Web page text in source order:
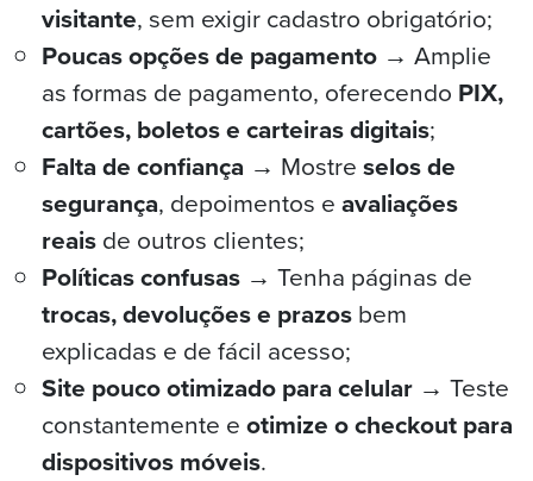
visitante, sem exigir cadastro obrigatório;
Poucas opções de pagamento → Amplie
as formas de pagamento, oferecendo PIX,
cartões, boletos e carteiras digitais;
Falta de confiança → Mostre selos de
segurança, depoimentos e avaliações
reais de outros clientes;
Políticas confusas → Tenha páginas de
trocas, devoluções e prazos bem
explicadas e de fácil acesso;
Site pouco otimizado para celular → Teste
constantemente e otimize o checkout para
dispositivos móveis.